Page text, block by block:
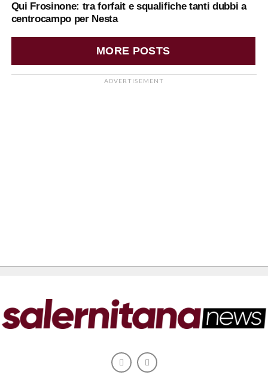
Qui Frosinone: tra forfait e squalifiche tanti dubbi a
centrocampo per Nesta
MORE POSTS
ADVERTISEMENT